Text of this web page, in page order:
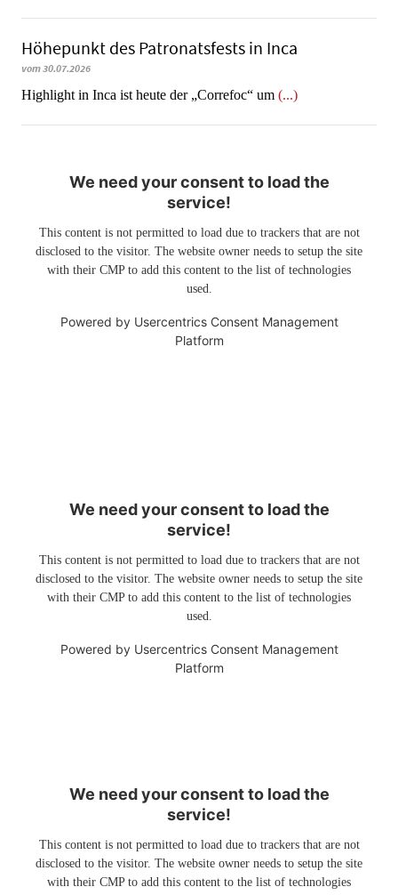
Höhepunkt des Patronatsfests in Inca
vom 30.07.2026
Highlight in Inca ist heute der „Correfoc“ um (...)
We need your consent to load the
service!
This content is not permitted to load due to trackers that are not
disclosed to the visitor. The website owner needs to setup the site
with their CMP to add this content to the list of technologies
used.
Powered by Usercentrics Consent Management
Platform
We need your consent to load the
service!
This content is not permitted to load due to trackers that are not
disclosed to the visitor. The website owner needs to setup the site
with their CMP to add this content to the list of technologies
used.
Powered by Usercentrics Consent Management
Platform
We need your consent to load the
service!
This content is not permitted to load due to trackers that are not
disclosed to the visitor. The website owner needs to setup the site
with their CMP to add this content to the list of technologies